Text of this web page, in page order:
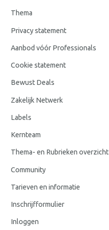
Thema
Privacy statement
Aanbod vóór Professionals
Cookie statement
Bewust Deals
Zakelijk Netwerk
Labels
Kernteam
Thema- en Rubrieken overzicht
Community
Tarieven en informatie
Inschrijfformulier
Inloggen